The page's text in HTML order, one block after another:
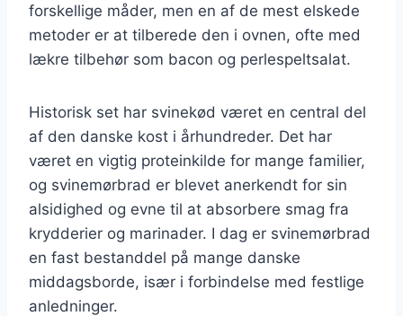
forskellige måder, men en af de mest elskede
metoder er at tilberede den i ovnen, ofte med
lækre tilbehør som bacon og perlespeltsalat.
Historisk set har svinekød været en central del
af den danske kost i århundreder. Det har
været en vigtig proteinkilde for mange familier,
og svinemørbrad er blevet anerkendt for sin
alsidighed og evne til at absorbere smag fra
krydderier og marinader. I dag er svinemørbrad
en fast bestanddel på mange danske
middagsborde, især i forbindelse med festlige
anledninger.